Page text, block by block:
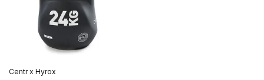
Centr x Hyrox